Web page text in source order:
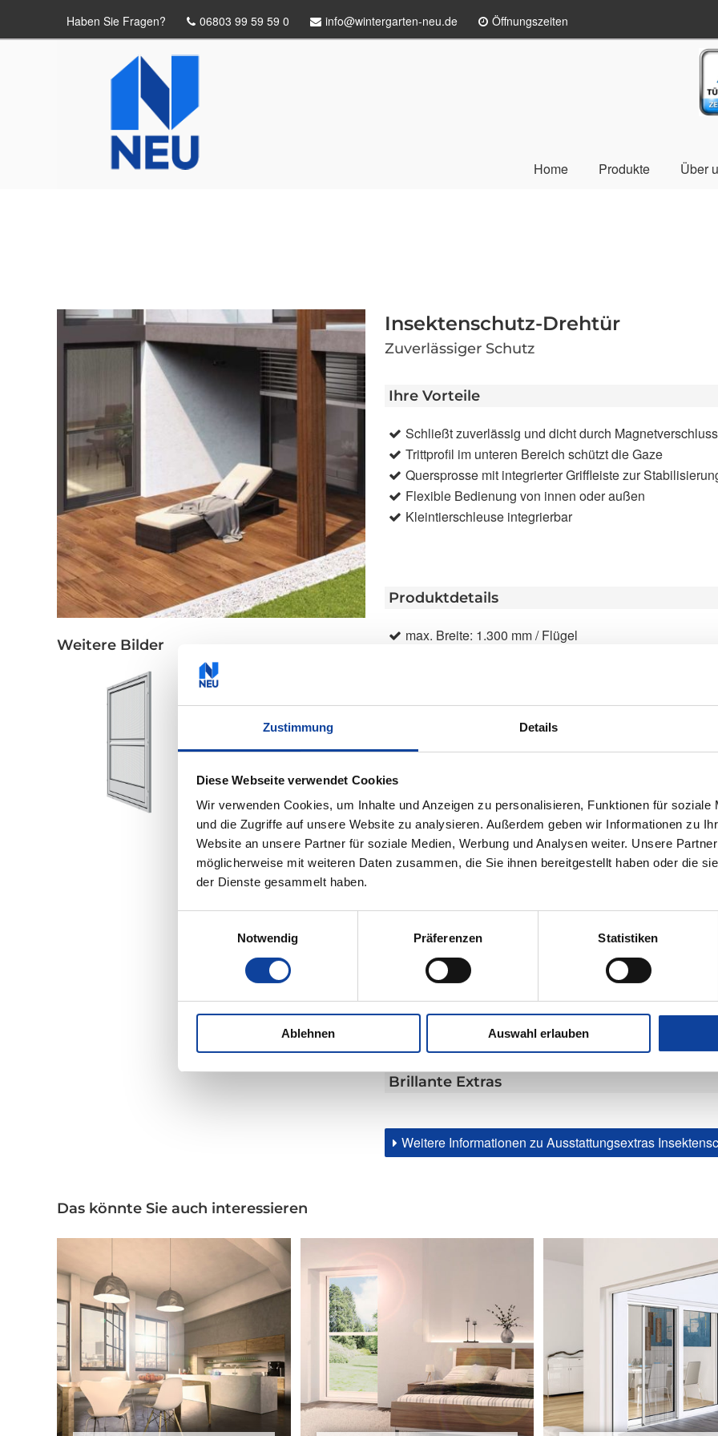
Zustimmung Details
Diese Webseite verwendet Cookies
Wir verwenden Cookies, um Inhalte und Anzeigen zu personalisieren, Funktionen für soziale
und die Zugriffe auf unsere Website zu analysieren. Außerdem geben wir Informationen zu
Website an unsere Partner für soziale Medien, Werbung und Analysen weiter. Unsere
möglicherweise mit weiteren Daten zusammen, die Sie ihnen bereitgestellt haben oder die
der Dienste gesammelt haben.
Notwendig
Präferenzen Statistiken
Ablehnen Auswahl erlauben
Haben Sie Fragen? 06803 99 59 59 0 info@wintergarten-neu.de Öffnungszeiten
Home Produkte Über
Insektenschutz-Drehtür
Zuverlässiger Schutz
Ihre Vorteile
Schließt zuverlässig und dicht durch
Trittprofil im unteren Bereich schützt die Gaze
Quersprosse mit integrierter Griffleiste zur
Flexible Bedienung von innen oder außen
Kleintierschleuse integrierbar
Produktdetails
max. Breite: 1.300 mm / Flügel
Bedienung: Bedienung durch Griffleiste. Schließen
Gaze: WAREMA VisionAir-Gaze, WAREMA
Anwendungsbereiche: Durchgänge zu Balkon oder
oder zweiflügelige Fenster und Türen, Sonderformen,
Montage: Mit dreiseitigem oder umlaufendem
Türrahmen
Produktbeschreibung
Insekten- und Pollenschutz für Terrassen- und
Balkontüren garantiert Genuss ohne Einschränkung.
Bei der Insektenschutz- Drehtür dichtet der
Magnetverschluss zuverlässig ab, das Trittprofil
Brillante Extras
Weitere Informationen zu Ausstattungsextras
Weitere Bilder
Das könnte Sie auch interessieren